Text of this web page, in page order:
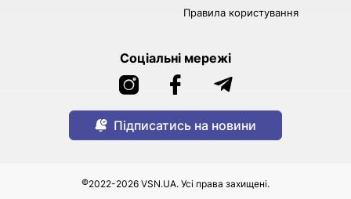
Правила користування
Соціальні мережі
Підписатись на новини
©2022-2026 VSN.UA. Усі права захищені.